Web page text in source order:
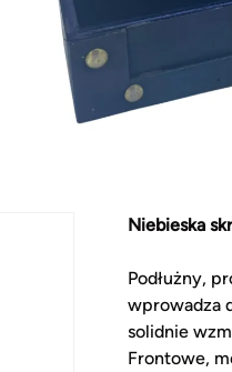
Niebieska
Podłużny,
wprowadza
solidnie
Frontowe,